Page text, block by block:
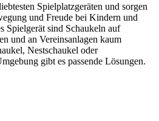
Spielplatzgeräten und sorgen
und Freude bei Kindern und
Spielgerät sind Schaukeln auf
und an Vereinsanlagen kaum
Nestschaukel oder
gibt es passende Lösungen.